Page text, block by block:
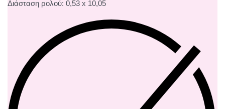
Διάσταση ρολού: 0,53 x 10,05